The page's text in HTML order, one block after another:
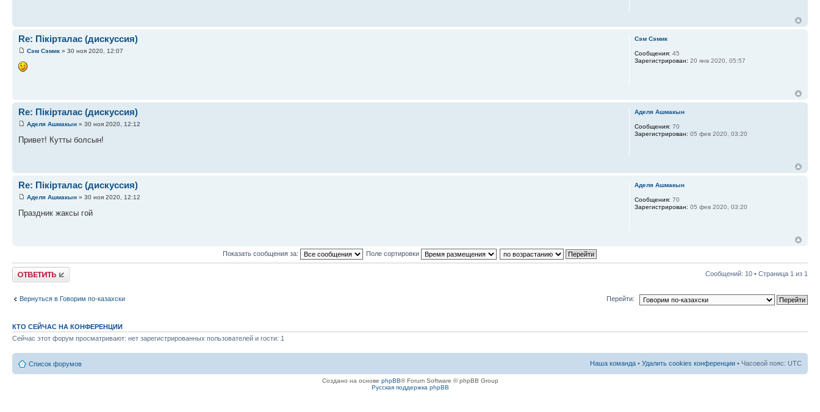
Re: Пікірталас (дискуссия)
Сэм Сэмик » 30 ноя 2020, 12:07
Сэм Сэмик
Сообщения: 45
Зарегистрирован: 20 янв 2020, 05:57
Re: Пікірталас (дискуссия)
Аделя Ашмакын » 30 ноя 2020, 12:12
Привет! Кутты болсын!
Аделя Ашмакын
Сообщения: 70
Зарегистрирован: 05 фев 2020, 03:20
Re: Пікірталас (дискуссия)
Аделя Ашмакын » 30 ноя 2020, 12:12
Праздник жаксы гой
Аделя Ашмакын
Сообщения: 70
Зарегистрирован: 05 фев 2020, 03:20
Показать сообщения за: Поле сортировки
Ответить Сообщений: 10 • Страница 1 из 1
Вернуться в Говорим по-казахски Перейти:
КТО СЕЙЧАС НА КОНФЕРЕНЦИИ
Сейчас этот форум просматривают: нет зарегистрированных пользователей и гости: 1
Список форумов Наша команда • Удалить cookies конференции • Часовой пояс: UTC
Создано на основе phpBB® Forum Software © phpBB Group
Русская поддержка phpBB